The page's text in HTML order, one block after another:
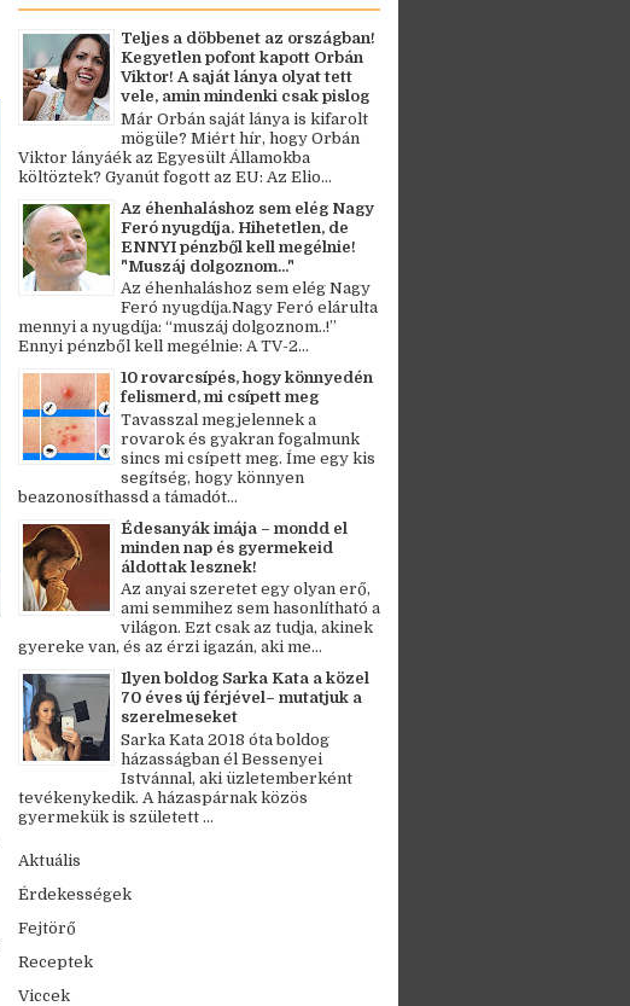
Teljes a döbbenet az országban!
Kegyetlen pofont kapott Orbán
Viktor! A saját lánya olyat tett
vele, amin mindenki csak pislog
Már Orbán saját lánya is kifarolt
mögüle? Miért hír, hogy Orbán
Viktor lányáék az Egyesült Államokba
költöztek? Gyanút fogott az EU: Az Elio...
Az éhenhaláshoz sem elég Nagy
Feró nyugdíja. Hihetetlen, de
ENNYI pénzből kell megélnie!
"Muszáj dolgoznom..."
Az éhenhaláshoz sem elég Nagy
Feró nyugdíja.Nagy Feró elárulta
mennyi a nyugdíja: “muszáj dolgoznom..!”
Ennyi pénzből kell megélnie: A TV-2...
10 rovarcsípés, hogy könnyedén
felismerd, mi csípett meg
Tavasszal megjelennek a
rovarok és gyakran fogalmunk
sincs mi csípett meg. Íme egy kis
segítség, hogy könnyen
beazonosíthassd a támadót...
Édesanyák imája – mondd el
minden nap és gyermekeid
áldottak lesznek!
Az anyai szeretet egy olyan erő,
ami semmihez sem hasonlítható a
világon. Ezt csak az tudja, akinek
gyereke van, és az érzi igazán, aki me...
Ilyen boldog Sarka Kata a közel
70 éves új férjével– mutatjuk a
szerelmeseket
Sarka Kata 2018 óta boldog
házasságban él Bessenyei
Istvánnal, aki üzletemberként
tevékenykedik. A házaspárnak közös
gyermekük is született ...
Aktuális
Érdekességek
Fejtörő
Receptek
Viccek